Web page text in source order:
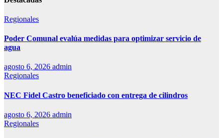
Regionales
Poder Comunal evalúa medidas para optimizar servicio de
agua
agosto 6, 2026 admin
Regionales
NEC Fidel Castro beneficiado con entrega de cilindros
agosto 6, 2026 admin
Regionales